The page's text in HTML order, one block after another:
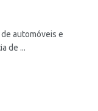
automóveis e
de ...